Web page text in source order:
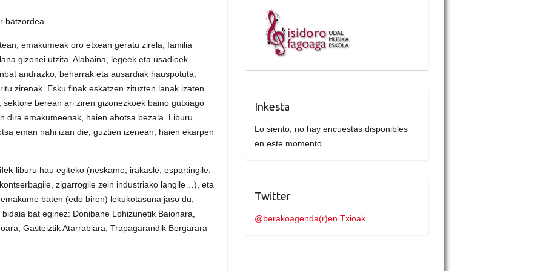
batzordea
emakumeak oro etxean geratu zirela, familia
gizonei utzita. Alabaina, legeek eta usadioek
andrazko, beharrak eta ausardiak hauspotuta,
zirenak. Esku finak eskatzen zituzten lanak izaten
berean ari ziren gizonezkoek baino gutxiago
dira emakumeenak, haien ahotsa bezala. Liburu
eman nahi izan die, guztien izenean, haien ekarpen
liburu hau egiteko (neskame, irakasle, espartingile,
zigarrogile zein industriako langile…), eta
baten (edo biren) lekukotasuna jaso du,
bat eginez: Donibane Lohizunetik Baionara,
Gasteiztik Atarrabiara, Trapagarandik Bergarara
Inkesta
Lo siento, no hay encuestas disponibles
en este momento.
Twitter
@berakoagenda(r)en Txioak